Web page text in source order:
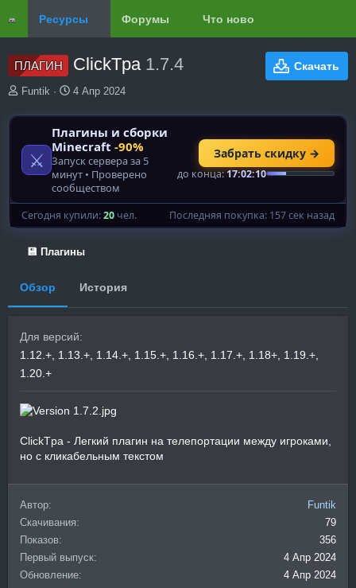
Ресурсы Форумы Что нового?
ПЛАГИН ClickTpa 1.7.4 Скачать
А
т
р
Funtik
Д
т
а
с
о
з
д
а
н
я
4 Апр 2024
💾 Плагины
Обзор История
Для версий
1.12.+ 1.13.+ 1.14.+ 1.15.+ 1.16.+ 1.17.+ 1.18+ 1.19.+
1.20.+
ClickTpa - Легкий плагин на телепортации между игроками,
но с кликабельным текстом
Автор
Funtik
Скачивания
79
Показов
356
Первый выпуск
4 Апр 2024
Обновление
4 Апр 2024